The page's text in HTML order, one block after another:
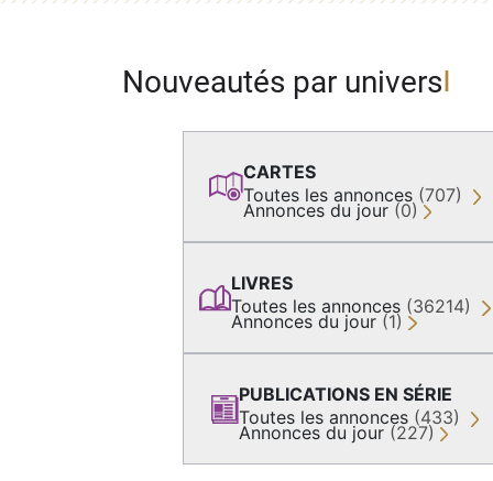
Nouveautés par univers
CARTES
Toutes les annonces (707)
Annonces du jour (0)
LIVRES
Toutes les annonces (36214)
Annonces du jour (1)
PUBLICATIONS EN SÉRIE
Toutes les annonces (433)
Annonces du jour (227)